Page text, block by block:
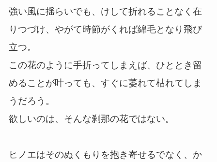
強い風に揺らいでも、けして折れることなく在
りつづけ、やがて時節がくれば綿毛となり飛び
立つ。
この花のように手折ってしまえば、ひととき留
めることが叶っても、すぐに萎れて枯れてしま
うだろう。
欲しいのは、そんな刹那の花ではない。
ヒノエはそのぬくもりを抱き寄せるでなく、か